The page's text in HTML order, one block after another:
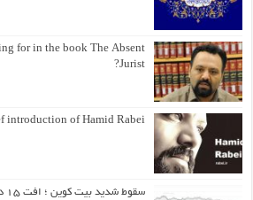
for in the book The Absent
Jurist?
introduction of Hamid Rabei
سقوط شدید بیت کوین ؛ افت ۱۵ درصدی اتریوم و میم‌کوین‌ها